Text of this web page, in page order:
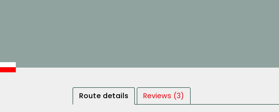
Route details Reviews (3)